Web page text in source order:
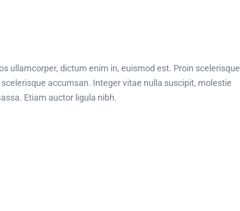
ullamcorper, dictum enim in, euismod est. Proin scelerisque
accumsan. Integer vitae nulla suscipit, molestie
Etiam auctor ligula nibh.